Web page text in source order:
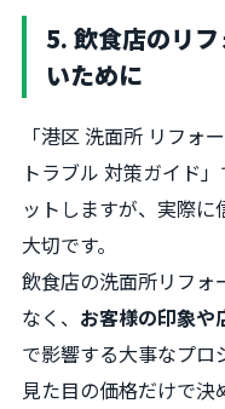
5. 飲食店のリ
いために
「港区 洗面所 リフォ
トラブル 対策ガイド
ットしますが、実際
大切です。
飲食店の洗面所リフォ
なく、 お客様の印象や
で影響する大事なプロ
見た目の価格だけで決